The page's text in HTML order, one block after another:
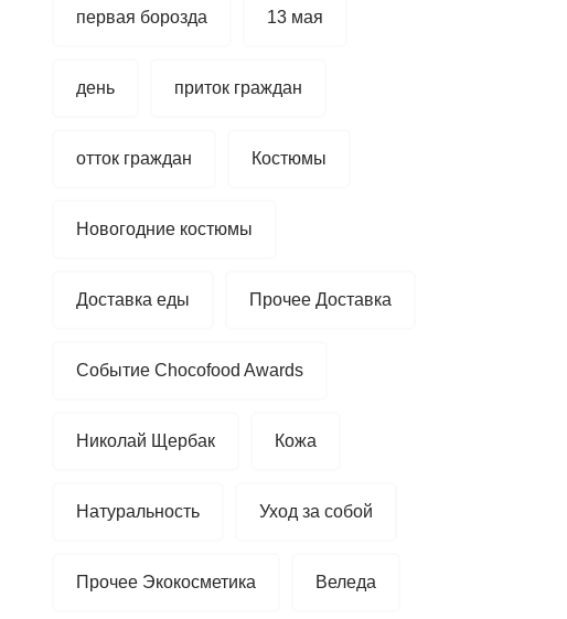
первая борозда 13 мая
день приток граждан
отток граждан Костюмы
Новогодние костюмы
Доставка еды Прочее Доставка
Событие Chocofood Awards
Николай Щербак Кожа
Натуральность Уход за собой
Прочее Экокосметика Веледа